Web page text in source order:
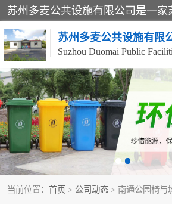
苏州多麦公共设施有限
Suzhou Duomai Public
当前位置： 首页 > 公司动态 > 南通公园椅与
办公室脚踩垃圾桶
分类果皮箱
垃圾分类房
防疫岗亭